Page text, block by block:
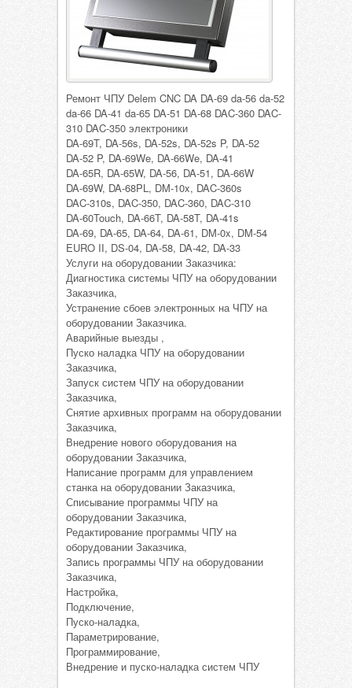
Ремонт ЧПУ Delem CNC DA DA-69 da-56 da-52
da-66 DA-41 da-65 DA-51 DA-68 DAC-360 DAC-
310 DAC-350 электроники
DA-69T, DA-56s, DA-52s, DA-52s P, DA-52
DA-52 P, DA-69We, DA-66We, DA-41
DA-65R, DA-65W, DA-56, DA-51, DA-66W
DA-69W, DA-68PL, DM-10x, DAC-360s
DAC-310s, DAC-350, DAC-360, DAC-310
DA-60Touch, DA-66T, DA-58T, DA-41s
DA-69, DA-65, DA-64, DA-61, DM-0x, DM-54
EURO II, DS-04, DA-58, DA-42, DA-33
Услуги на оборудовании Заказчика:
Диагностика системы ЧПУ на оборудовании
Заказчика,
Устранение сбоев электронных на ЧПУ на
оборудовании Заказчика.
Аварийные выезды ,
Пуско наладка ЧПУ на оборудовании
Заказчика,
Запуск систем ЧПУ на оборудовании
Заказчика,
Снятие архивных программ на оборудовании
Заказчика,
Внедрение нового оборудования на
оборудовании Заказчика,
Написание программ для управлением
станка на оборудовании Заказчика,
Списывание программы ЧПУ на
оборудовании Заказчика,
Редактирование программы ЧПУ на
оборудовании Заказчика,
Запись программы ЧПУ на оборудовании
Заказчика,
Настройка,
Подключение,
Пуско-наладка,
Параметрирование,
Программирование,
Внедрение и пуско-наладка систем ЧПУ